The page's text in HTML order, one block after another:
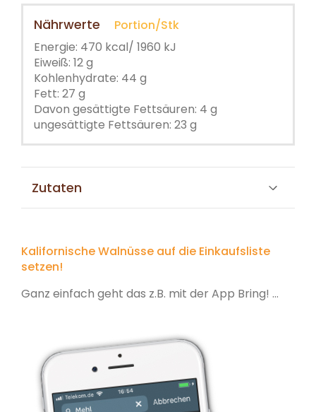
Nährwerte
Portion/Stk
Energie: 470 kcal/ 1960 kJ
Eiweiß: 12 g
Kohlenhydrate: 44 g
Fett: 27 g
Davon gesättigte Fettsäuren: 4 g
ungesättigte Fettsäuren: 23 g
Zutaten
Kalifornische Walnüsse auf die Einkaufsliste
setzen!
Ganz einfach geht das z.B. mit der App Bring! ...